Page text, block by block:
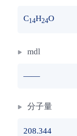
C14H24O
mdl
——
分子量
208.344